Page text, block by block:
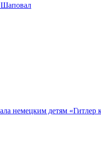
Шаповал
немецким детям «Гитлер